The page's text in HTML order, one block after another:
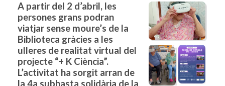
A partir del 2 d’abril, les
persones grans podran
viatjar sense moure’s de la
Biblioteca gràcies a les
ulleres de realitat virtual del
projecte “+ K Ciència”.
L’activitat ha sorgit arran de
la 4a subhasta solidària de la